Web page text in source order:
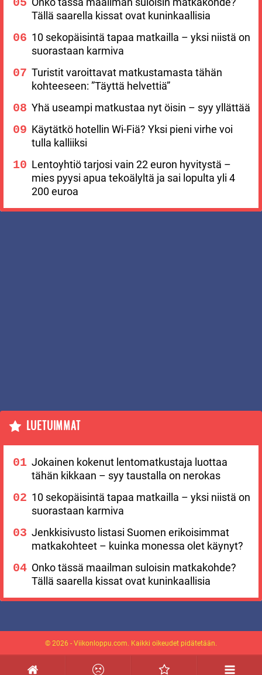
Tällä saarella kissat ovat kuninkaallisia
10 sekopäisintä tapaa matkailla – yksi niistä on
suorastaan karmiva
Turistit varoittavat matkustamasta tähän
kohteeseen: ”Täyttä helvettiä”
Yhä useampi matkustaa nyt öisin – syy yllättää
Käytätkö hotellin Wi-Fiä? Yksi pieni virhe voi
tulla kalliiksi
Lentoyhtiö tarjosi vain 22 euron hyvitystä –
mies pyysi apua tekoälyltä ja sai lopulta yli 4
200 euroa
LUETUIMMAT
Jokainen kokenut lentomatkustaja luottaa
tähän kikkaan – syy taustalla on nerokas
10 sekopäisintä tapaa matkailla – yksi niistä on
suorastaan karmiva
Jenkkisivusto listasi Suomen erikoisimmat
matkakohteet – kuinka monessa olet käynyt?
Onko tässä maailman suloisin matkakohde?
Tällä saarella kissat ovat kuninkaallisia
© 2026 - Viikonloppu.com. Kaikki oikeudet pidätetään.